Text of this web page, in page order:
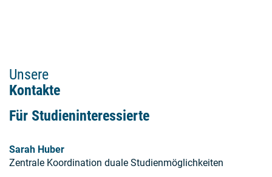
Unsere
Kontakte
Für Studieninteressierte
Sarah Huber
Zentrale Koordination duale Studienmöglichkeiten